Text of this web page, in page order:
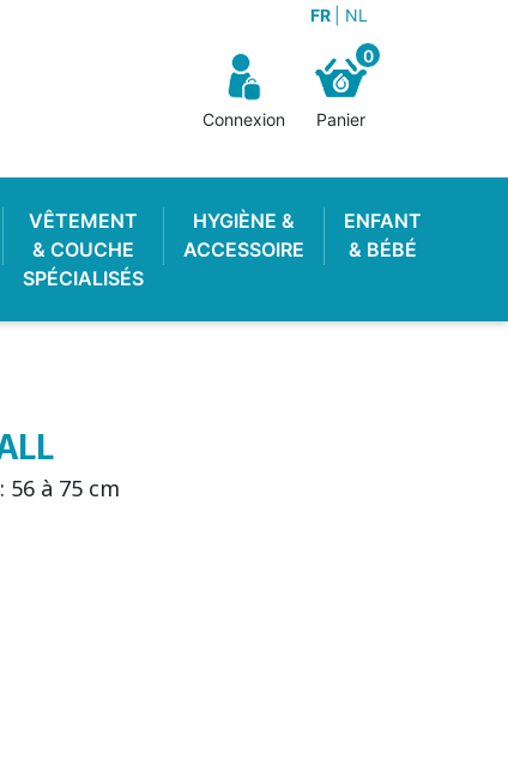
FR NL
Connexion
0
Panier
VÊTEMENT
& COUCHE
SPÉCIALISÉS
HYGIÈNE &
ACCESSOIRE
ENFANT
& BÉBÉ
56 à 75 cm